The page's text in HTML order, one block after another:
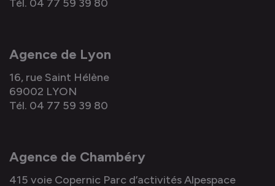
Tél. 04 77 59 39 80
Agence de Lyon
16, rue Saint Hélène
69002 LYON
Tél. 04 77 59 39 80
Agence de Chambéry
415 voie Copernic Parc d’activités Alpespace